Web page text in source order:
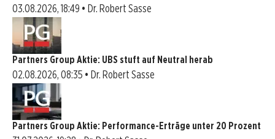
03.08.2026, 18:49 • Dr. Robert Sasse
Partners Group Aktie: UBS stuft auf Neutral herab
02.08.2026, 08:35 • Dr. Robert Sasse
Partners Group Aktie: Performance-Erträge unter 20 Prozent